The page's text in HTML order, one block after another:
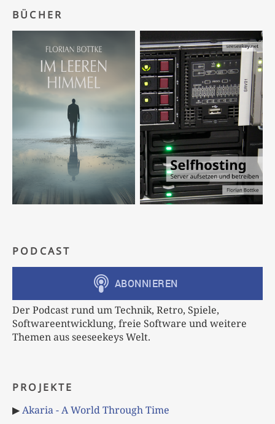
BÜCHER
PODCAST
Der Podcast rund um Technik, Retro, Spiele,
Softwareentwicklung, freie Software und weitere
Themen aus seeseekeys Welt.
PROJEKTE
▶Akaria - A World Through Time